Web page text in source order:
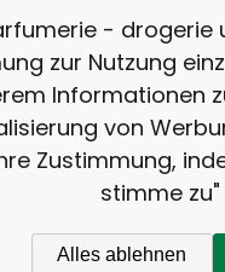
- drogerie
zur Nutzung
Informationen
von
Zustimmung,
stimme zu"
Alles ablehnen